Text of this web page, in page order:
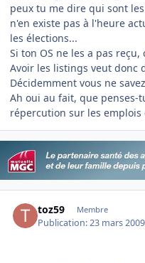
peux tu me dire qui sont
n'en existe pas à l'heure
les élections...
Si ton OS ne les a pas
Avoir les listings veut donc
Décidemment vous ne
Ah oui au fait, que penses-
répercution sur les emplois
toz59 Membre
Publication:23 mars 2009